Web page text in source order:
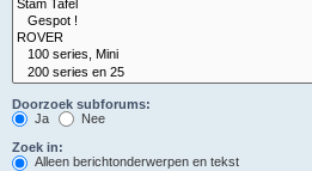
Doorzoek subforums:
Ja
Nee
Zoek in:
Alleen berichtonderwerpen en tekst